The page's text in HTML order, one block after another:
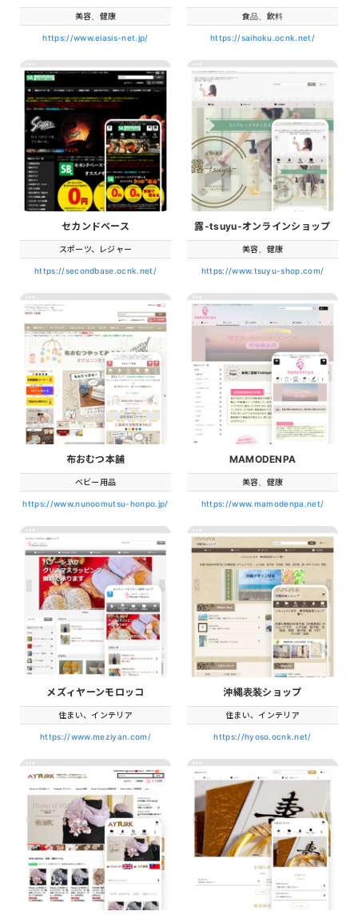
美容、健康
https://www.eiasis-net.jp/
食品、飲料
https://saihoku.ocnk.net/
セカンドベース
スポーツ、レジャー
https://secondbase.ocnk.net/
露-tsuyu-オンラインショップ
美容、健康
https://www.tsuyu-shop.com/
布おむつ本舗
ベビー用品
https://www.nunoomutsu-honpo.jp/
MAMODENPA
美容、健康
https://www.mamodenpa.net/
メズィヤーンモロッコ
住まい、インテリア
https://www.meziyan.com/
沖縄表装ショップ
住まい、インテリア
https://hyoso.ocnk.net/